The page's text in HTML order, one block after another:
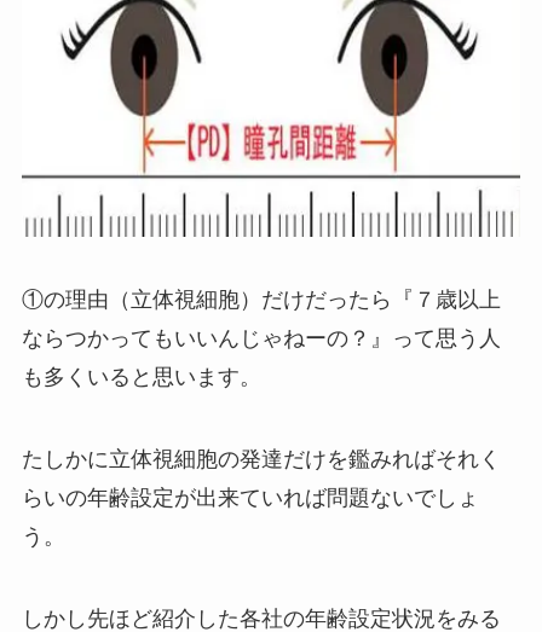
①の理由（立体視細胞）だけだったら『７歳以上
ならつかってもいいんじゃねーの？』って思う人
も多くいると思います。
たしかに立体視細胞の発達だけを鑑みればそれく
らいの年齢設定が出来ていれば問題ないでしょ
う。
しかし先ほど紹介した各社の年齢設定状況をみる